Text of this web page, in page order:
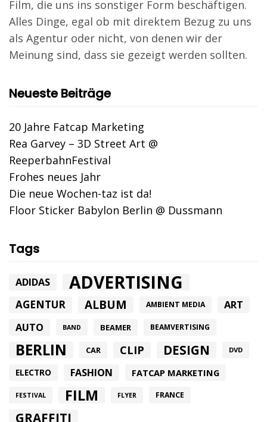
Film, die uns ins sonstiger Form beschäftigen.
Alles Dinge, egal ob mit direktem Bezug zu uns
als Agentur oder nicht, von denen wir der
Meinung sind, dass sie gezeigt werden sollten.
Neueste Beiträge
20 Jahre Fatcap Marketing
Rea Garvey – 3D Street Art @
ReeperbahnFestival
Frohes neues Jahr
Die neue Wochen-taz ist da!
Floor Sticker Babylon Berlin @ Dussmann
Tags
ADIDAS ADVERTISING
AGENTUR ALBUM AMBIENT MEDIA ART
AUTO BAND BEAMER BEAMVERTISING
BERLIN CAR CLIP DESIGN DVD
ELECTRO FASHION FATCAP MARKETING
FESTIVAL FILM FLYER FRANCE
GRAFFITI